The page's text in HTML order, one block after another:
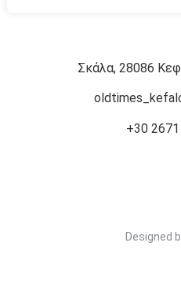
Σκάλα, 28086
+30
Designed